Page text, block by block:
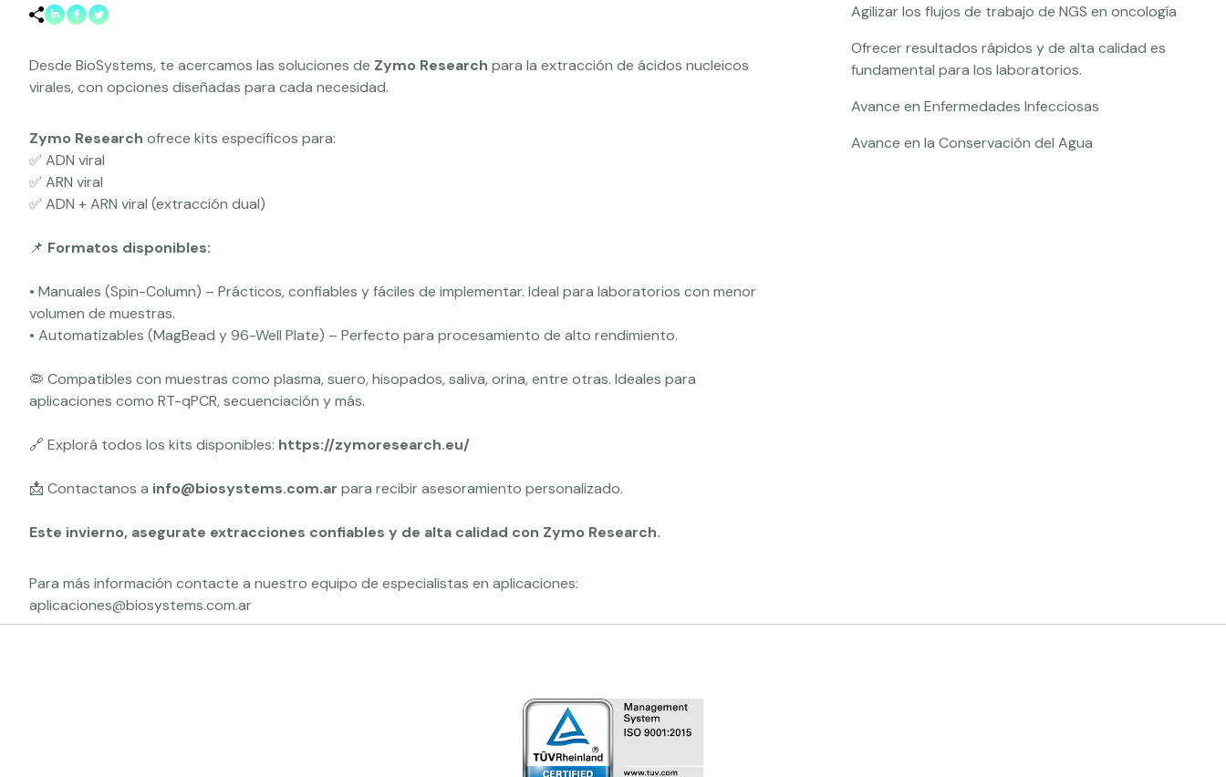
Desde BioSystems, te acercamos las soluciones de Zymo Research para la extracción de ácidos nucleicos
virales, con opciones diseñadas para cada necesidad.
Zymo Research ofrece kits específicos para:
✅ ADN viral
✅ ARN viral
✅ ADN + ARN viral (extracción dual)
📌 Formatos disponibles:
• Manuales (Spin-Column) – Prácticos, confiables y fáciles de implementar. Ideal para laboratorios con menor
volumen de muestras.
• Automatizables (MagBead y 96-Well Plate) – Perfecto para procesamiento de alto rendimiento.
🦠 Compatibles con muestras como plasma, suero, hisopados, saliva, orina, entre otras. Ideales para
aplicaciones como RT-qPCR, secuenciación y más.
🔗 Explorá todos los kits disponibles: https://zymoresearch.eu/
📩 Contactanos a info@biosystems.com.ar para recibir asesoramiento personalizado.
Este invierno, asegurate extracciones confiables y de alta calidad con Zymo Research.
Para más información contacte a nuestro equipo de especialistas en aplicaciones:
aplicaciones@biosystems.com.ar
Agilizar los flujos de trabajo de NGS en oncología
Ofrecer resultados rápidos y de alta calidad es
fundamental para los laboratorios.
Avance en Enfermedades Infecciosas
Avance en la Conservación del Agua